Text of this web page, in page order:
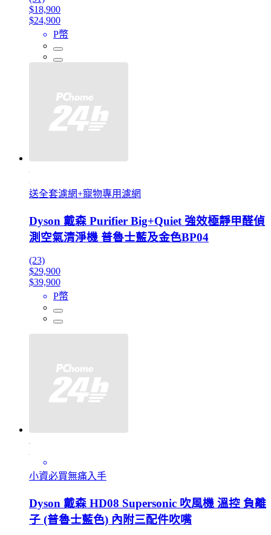
$18,900
$24,900
P幣
送全套濾網+寵物專用濾網
Dyson 戴森 Purifier Big+Quiet 強效極靜甲醛偵
測空氣清淨機 普魯士藍及金色BP04
(23)
$29,900
$39,900
P幣
小資必買無痛入手
Dyson 戴森 HD08 Supersonic 吹風機 溫控 負離
子 (普魯士藍色) 內附三配件吹嘴